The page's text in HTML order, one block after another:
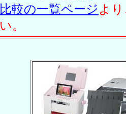
比較の一覧ページ よ
い。